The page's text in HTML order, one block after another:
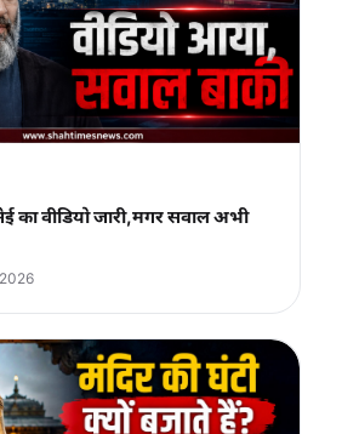
का वीडियो जारी,मगर सवाल अभी